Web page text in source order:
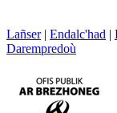
Lañser | Endalc'had |
Darempredoù